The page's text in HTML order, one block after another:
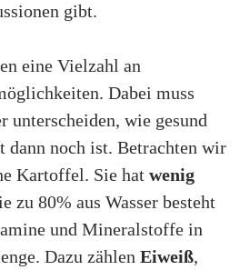
gibt.
eine Vielzahl an
Dabei muss
unterscheiden, wie gesund
dann noch ist. Betrachten wir
Kartoffel. Sie hat wenig
zu 80% aus Wasser besteht
und Mineralstoffe in
Dazu zählen Eiweiß,